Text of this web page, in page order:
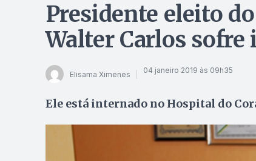
Presidente eleito
Walter Carlos sofre
Elisama Ximenes 04 janeiro 2019 às 09h35
Ele está internado no Hospital do